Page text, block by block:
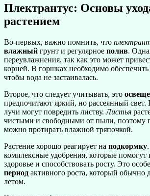
Плектрантус: Основы
растением
Во-первых, важно помнить, что
влажный грунт и регулярное полив.
переувлажнения, так как это может
корней. В горшках необходимо
чтобы вода не застаивалась.
Второе, что следует учитывать, это
предпочитают яркий, но рассеянный
лучи могут повредить листву.Листья
чистыми и свободными от пыли, поэтому
можно протирать влажной тряпочкой.
Растение хорошо реагирует на подкормку
комплексные удобрения, которые помогут
здоровье и способствовать росту. Это
период активного роста, который обычно
летом.